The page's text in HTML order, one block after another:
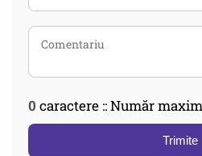
0 caractere :: Număr
Trimite